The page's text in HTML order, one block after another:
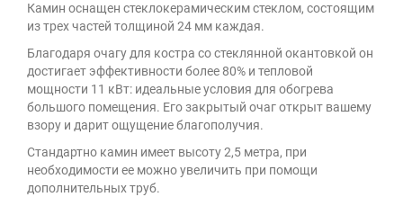
Камин оснащен стеклокерамическим стеклом, состоящим
из трех частей толщиной 24 мм каждая.
Благодаря очагу для костра со стеклянной окантовкой он
достигает эффективности более 80% и тепловой
мощности 11 кВт: идеальные условия для обогрева
большого помещения. Его закрытый очаг открыт вашему
взору и дарит ощущение благополучия.
Стандартно камин имеет высоту 2,5 метра, при
необходимости ее можно увеличить при помощи
дополнительных труб.